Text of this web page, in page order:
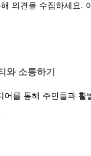
의견을 수집하세요.
와 소통하기
어를 통해 주민들과 활